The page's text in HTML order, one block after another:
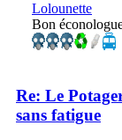
Lolounette
Bon
Re: Le
sans fatigue